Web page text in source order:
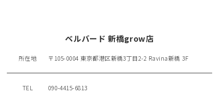
ベルバード 新橋grow店
所在地 〒105-0004 東京都港区新橋3丁目2-2 Ravina新橋 3F
TEL 090-4415-6813